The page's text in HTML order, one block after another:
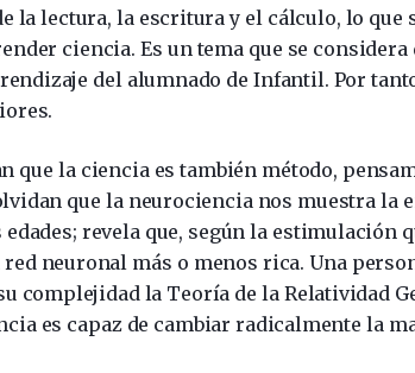
la lectura, la escritura y el cálculo, lo que
ciencia. Es un tema que se
del alumnado de Infantil. Por
que la ciencia es también método,
que la neurociencia nos muestra la
revela que, según la estimulación
neuronal más o menos rica. Una
complejidad la Teoría de la Relatividad
es capaz de cambiar radicalmente la